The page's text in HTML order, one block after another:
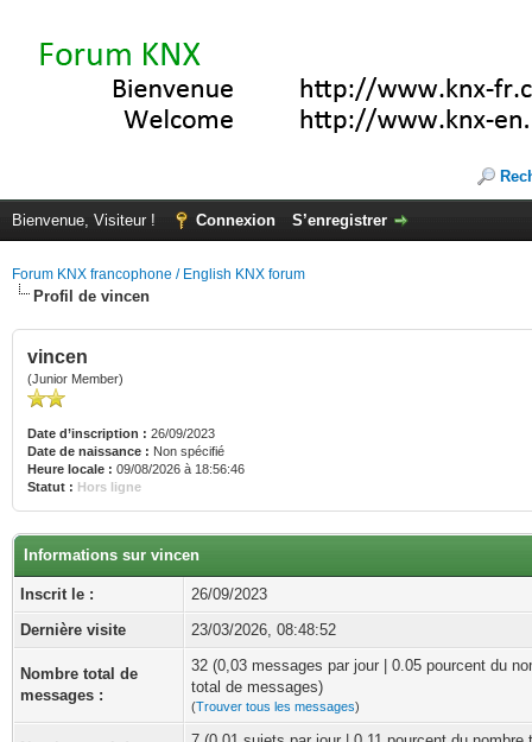
Bienvenue, Visiteur ! Connexion S’enregistrer
Forum KNX francophone / English KNX forum
Profil de vincen
vincen
(Junior Member)
Date d’inscription : 26/09/2023
Date de naissance : Non spécifié
Heure locale : 09/08/2026 à 18:56:46
Statut : Hors ligne
Informations sur vincen
Inscrit le :
26/09/2023
Dernière visite
23/03/2026, 08:48:52
Nombre total de
messages :
32 (0,03 messages par jour | 0.05 pourcent du
total de messages)
(Trouver tous les messages)